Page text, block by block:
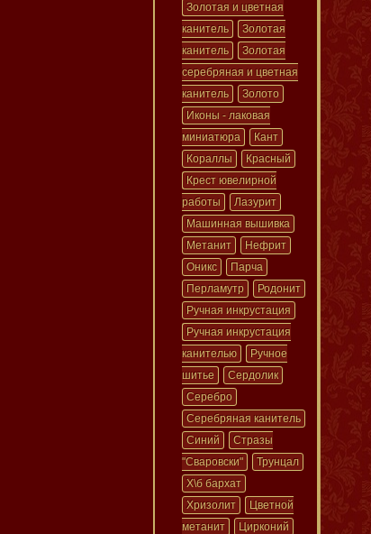
Золотая и цветная
канитель
Золотая
канитель
Золотая
серебряная и цветная
канитель
Золото
Иконы - лаковая
миниатюра
Кант
Кораллы
Красный
Крест ювелирной
работы
Лазурит
Машинная вышивка
Метанит
Нефрит
Оникс
Парча
Перламутр
Родонит
Ручная инкрустация
Ручная инкрустация
канителью
Ручное
шитье
Сердолик
Серебро
Серебряная канитель
Синий
Стразы
"Сваровски"
Трунцал
Х\б бархат
Хризолит
Цветной
метанит
Цирконий